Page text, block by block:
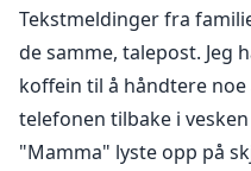
Tekstmeldinger fra
de samme, talepost. Jeg
koffein til å håndtere noe
telefonen tilbake i
"Mamma" lyste opp på